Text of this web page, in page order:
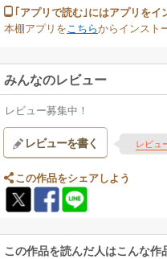
｢アプリで読む｣にはアプリをイ
本棚アプリを こちらからインスト
みんなのレビュー
レビュー募集中！
レビューを書く レビュ
この作品をシェアしよう
この作品を読んだ人はこんな作